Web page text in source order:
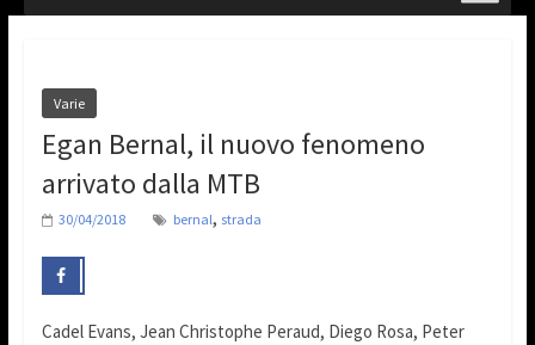
Varie
Egan Bernal, il nuovo fenomeno
arrivato dalla MTB
30/04/2018 bernal, strada
Cadel Evans, Jean Christophe Peraud, Diego Rosa, Peter